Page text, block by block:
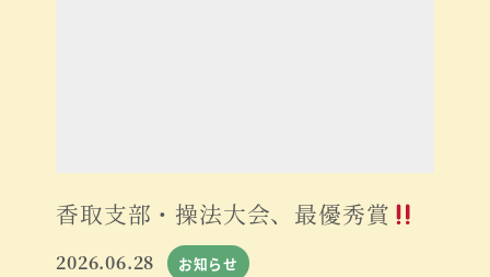
香取支部・操法大会、最優秀賞
2026.06.28 お知らせ